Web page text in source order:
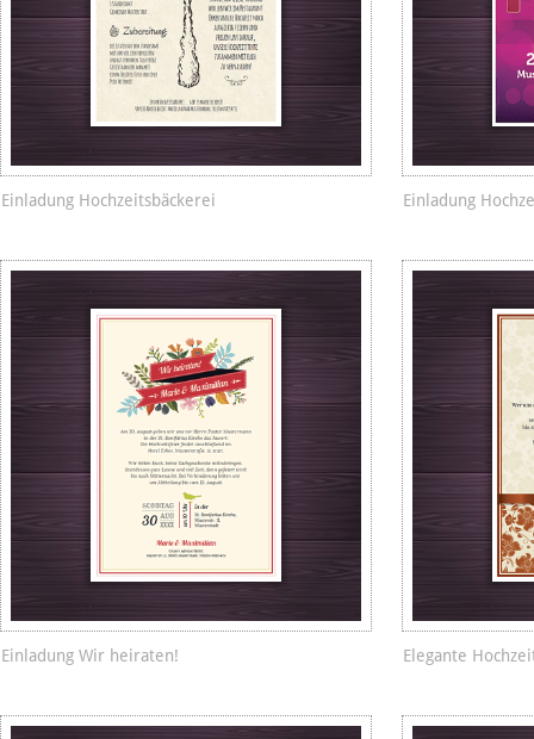
Einladung Hochzeitsbäckerei Einladung
Einladung Wir heiraten! Elegante